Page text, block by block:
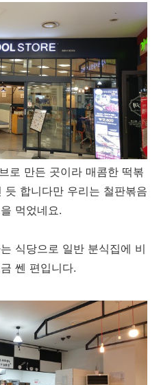
로 만든 곳이라 매콤한 떡볶
합니다만 우리는 철판볶음
먹었네요.
식당으로 일반 분식집에 비
쎈 편입니다.